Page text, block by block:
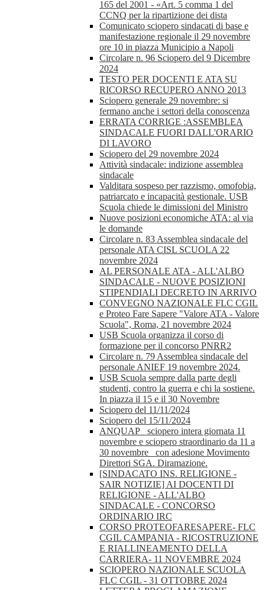
165 del 2001 - «Art. 5 comma 1 del
CCNQ per la ripartizione dei dista
Comunicato sciopero sindacati di base e
manifestazione regionale il 29 novembre
ore 10 in piazza Municipio a Napoli
Circolare n. 96 Sciopero del 9 Dicembre
2024
TESTO PER DOCENTI E ATA SU
RICORSO RECUPERO ANNO 2013
Sciopero generale 29 novembre: si
fermano anche i settori della conoscenza
ERRATA CORRIGE :ASSEMBLEA
SINDACALE FUORI DALL'ORARIO
DI LAVORO
Sciopero del 29 novembre 2024
Attività sindacale: indizione assemblea
sindacale
Valditara sospeso per razzismo, omofobia,
patriarcato e incapacità gestionale. USB
Scuola chiede le dimissioni del Ministro
Nuove posizioni economiche ATA: al via
le domande
Circolare n. 83 Assemblea sindacale del
personale ATA CISL SCUOLA 22
novembre 2024
AL PERSONALE ATA - ALL'ALBO
SINDACALE - NUOVE POSIZIONI
STIPENDIALI DECRETO IN ARRIVO
CONVEGNO NAZIONALE FLC CGIL
e Proteo Fare Sapere "Valore ATA - Valore
Scuola", Roma, 21 novembre 2024
USB Scuola organizza il corso di
formazione per il concorso PNRR2
Circolare n. 79 Assemblea sindacale del
personale ANIEF 19 novembre 2024.
USB Scuola sempre dalla parte degli
studenti, contro la guerra e chi la sostiene.
In piazza il 15 e il 30 Novembre
Sciopero del 11/11/2024
Sciopero del 15/11/2024
ANQUAP_ sciopero intera giornata 11
novembre e sciopero straordinario da 11 a
30 novembre_ con adesione Movimento
Direttori SGA. Diramazione.
[SINDACATO INS. RELIGIONE -
SAIR NOTIZIE] AI DOCENTI DI
RELIGIONE - ALL'ALBO
SINDACALE - CONCORSO
ORDINARIO IRC
CORSO PROTEOFARESAPERE- FLC
CGIL CAMPANIA - RICOSTRUZIONE
E RIALLINEAMENTO DELLA
CARRIERA- 11 NOVEMBRE 2024
SCIOPERO NAZIONALE SCUOLA
FLC CGIL - 31 OTTOBRE 2024